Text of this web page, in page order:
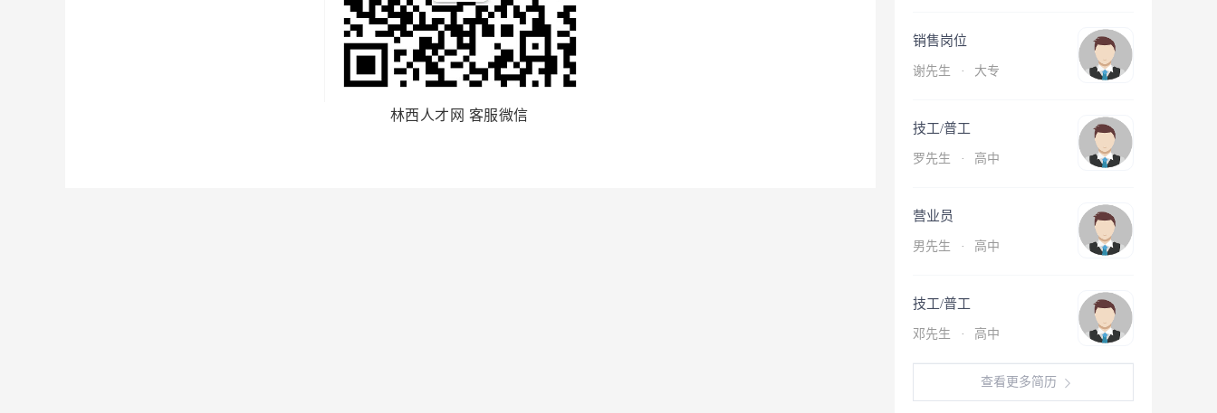
林西人才网 客服微信
销售岗位
谢先生 · 大专
技工/普工
罗先生 · 高中
营业员
男先生 · 高中
技工/普工
邓先生 · 高中
查看更多简历